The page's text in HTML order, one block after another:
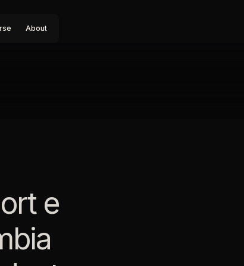
About
e